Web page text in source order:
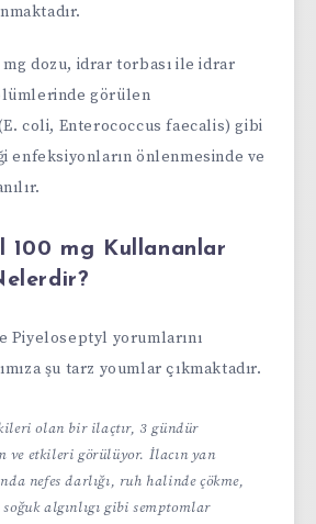
dozu, idrar torbası ile idrar
görülen
coli, Enterococcus faecalis) gibi
enfeksiyonların önlenmesinde ve
100 mg Kullananlar
Piyeloseptyl yorumlarını
şu tarz youmlar çıkmaktadır.
olan bir ilaçtır, 3 gündür
ve etkileri görülüyor. İlacın yan
nefes darlığı, ruh halinde çökme,
soğuk algınlıgı gibi semptomlar